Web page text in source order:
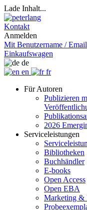
Lade Inhalt...
Kontakt
Anmelden
Mit Benutzername / Email
Einkaufswagen
de
en
fr
Für Autoren
Publizieren
2026
Serviceleistungen
Bibliotheken
Buchhändler
E-books
Open Access
Open EBA
Marketing &